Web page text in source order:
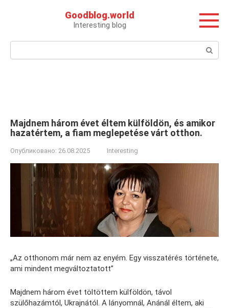
Goodblog.world
Interesting blog
Поиск:
Majdnem három évet éltem külföldön, és amikor
hazatértem, a fiam meglepetése várt otthon.
Опубликовано: 26.08.2025 Interesting
„Az otthonom már nem az enyém. Egy visszatérés története,
ami mindent megváltoztatott”
Majdnem három évet töltöttem külföldön, távol
szülőhazámtól, Ukrajnától. A lányomnál, Anánál éltem, aki